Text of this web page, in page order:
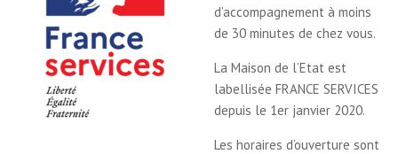
d’accompagnement à moins
de 30 minutes de chez vous.
La Maison de l’Etat est
labellisée FRANCE SERVICES
depuis le 1er janvier 2020.
Les horaires d’ouverture sont